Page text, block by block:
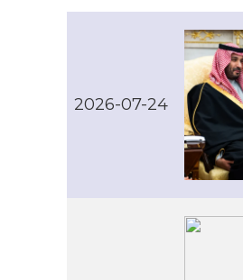
2026-07-24